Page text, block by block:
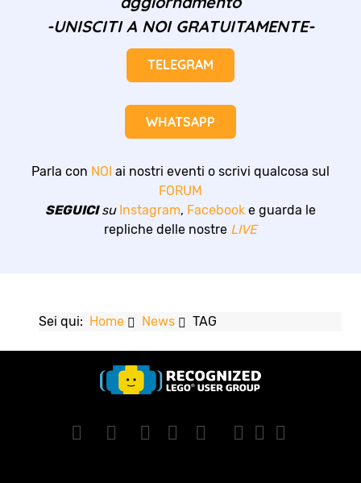
-UNISCITI A NOI GRATUITAMENTE-
TELEGRAM
WHATSAPP
Parla con NOI ai nostri eventi o scrivi qualcosa sul
FORUM
SEGUICIsu Instagram, Facebook e guarda le
repliche delle nostre LIVE
Sei qui: Home News TAG